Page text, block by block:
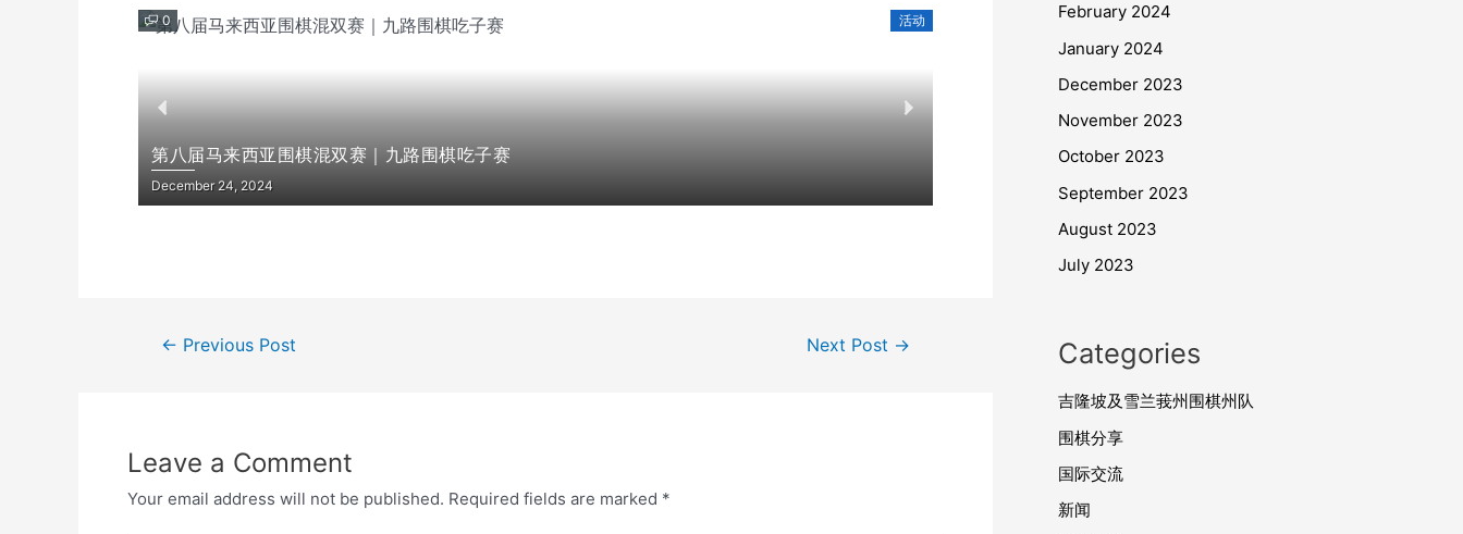
0 活动
第八届马来西亚围棋混双赛｜九路围棋吃子赛
December 24, 2024
亚洲和平学生围棋大赛2024｜马来西亚围棋队
December 10, 2024
← Previous Post Next Post →
Leave a Comment
Your email address will not be published. Required fields are marked *
February 2024
January 2024
December 2023
November 2023
October 2023
September 2023
August 2023
July 2023
Categories
吉隆坡及雪兰莪州围棋州队
围棋分享
国际交流
新闻